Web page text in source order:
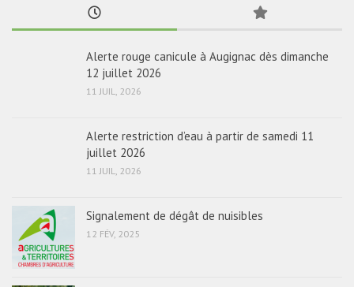
Alerte rouge canicule à Augignac dès dimanche
12 juillet 2026
11 JUIL, 2026
Alerte restriction d’eau à partir de samedi 11
juillet 2026
11 JUIL, 2026
Signalement de dégât de nuisibles
12 FÉV, 2025